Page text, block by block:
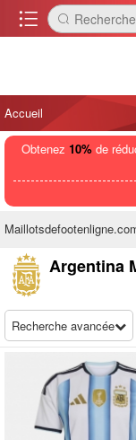
󰈍 󰅼
Accueil
Obtenez 10%de
Argentina
Recherche avancée